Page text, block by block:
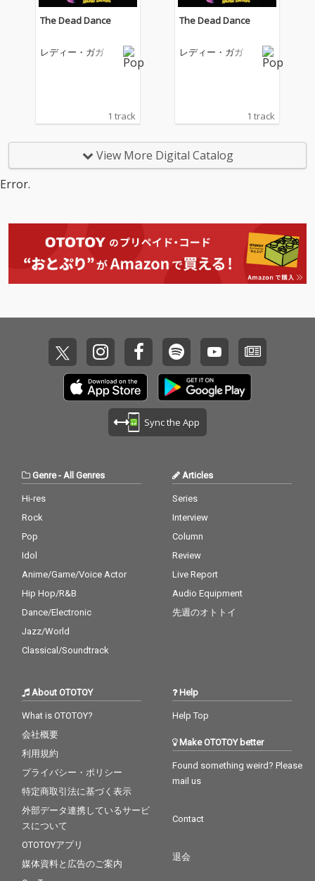
The Dead Dance
レディー・ガガ
1 track
The Dead Dance
レディー・ガガ
1 track
View More Digital Catalog
Error.
Sync the App
Genre-All Genres
Hi-res
Rock
Pop
Idol
Anime/Game/Voice Actor
Hip Hop/R&B
Dance/Electronic
Jazz/World
Classical/Soundtrack
Articles
Series
Interview
Column
Review
Live Report
Audio Equipment
先週のオトトイ
About OTOTOY
What is OTOTOY?
会社概要
利用規約
プライバシー・ポリシー
特定商取引法に基づく表示
外部データ連携しているサービ
スについて
OTOTOYアプリ
媒体資料と広告のご案内
Help
Help Top
Make OTOTOY better
Found something weird? Please
mail us
Contact
退会